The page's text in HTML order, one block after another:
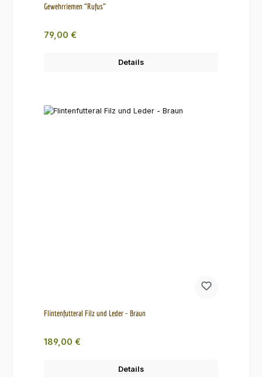
Gewehrriemen "Rufus"
Regulärer Preis:
79,00 €
Details
Flintenfutteral Filz und Leder - Braun
Regulärer Preis:
189,00 €
Details